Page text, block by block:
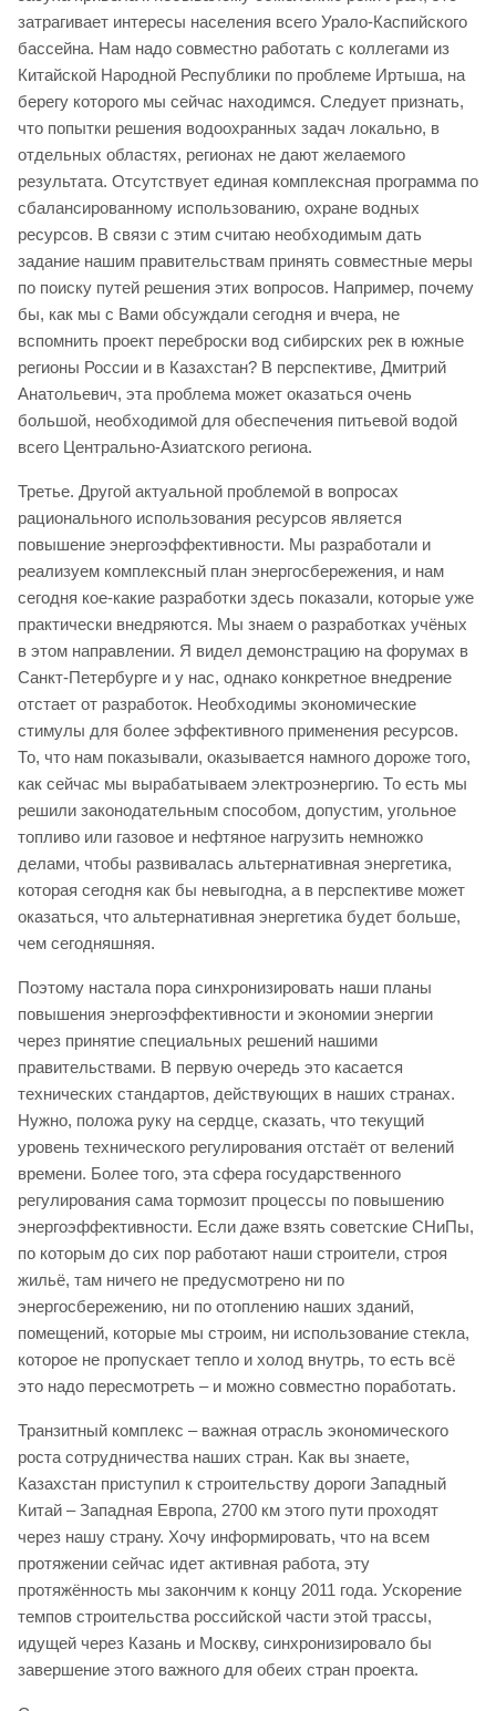
затрагивает интересы населения всего Урало-Каспийского
бассейна. Нам надо совместно работать с коллегами из
Китайской Народной Республики по проблеме Иртыша, на
берегу которого мы сейчас находимся. Следует признать,
что попытки решения водоохранных задач локально, в
отдельных областях, регионах не дают желаемого
результата. Отсутствует единая комплексная программа по
сбалансированному использованию, охране водных
ресурсов. В связи с этим считаю необходимым дать
задание нашим правительствам принять совместные меры
по поиску путей решения этих вопросов. Например, почему
бы, как мы с Вами обсуждали сегодня и вчера, не
вспомнить проект переброски вод сибирских рек в южные
регионы России и в Казахстан? В перспективе, Дмитрий
Анатольевич, эта проблема может оказаться очень
большой, необходимой для обеспечения питьевой водой
всего Центрально-Азиатского региона.
Третье. Другой актуальной проблемой в вопросах
рационального использования ресурсов является
повышение энергоэффективности. Мы разработали и
реализуем комплексный план энергосбережения, и нам
сегодня кое-какие разработки здесь показали, которые уже
практически внедряются. Мы знаем о разработках учёных
в этом направлении. Я видел демонстрацию на форумах в
Санкт-Петербурге и у нас, однако конкретное внедрение
отстает от разработок. Необходимы экономические
стимулы для более эффективного применения ресурсов.
То, что нам показывали, оказывается намного дороже того,
как сейчас мы вырабатываем электроэнергию. То есть мы
решили законодательным способом, допустим, угольное
топливо или газовое и нефтяное нагрузить немножко
делами, чтобы развивалась альтернативная энергетика,
которая сегодня как бы невыгодна, а в перспективе может
оказаться, что альтернативная энергетика будет больше,
чем сегодняшняя.
Поэтому настала пора синхронизировать наши планы
повышения энергоэффективности и экономии энергии
через принятие специальных решений нашими
правительствами. В первую очередь это касается
технических стандартов, действующих в наших странах.
Нужно, положа руку на сердце, сказать, что текущий
уровень технического регулирования отстаёт от велений
времени. Более того, эта сфера государственного
регулирования сама тормозит процессы по повышению
энергоэффективности. Если даже взять советские СНиПы,
по которым до сих пор работают наши строители, строя
жильё, там ничего не предусмотрено ни по
энергосбережению, ни по отоплению наших зданий,
помещений, которые мы строим, ни использование стекла,
которое не пропускает тепло и холод внутрь, то есть всё
это надо пересмотреть – и можно совместно поработать.
Транзитный комплекс – важная отрасль экономического
роста сотрудничества наших стран. Как вы знаете,
Казахстан приступил к строительству дороги Западный
Китай – Западная Европа, 2700 км этого пути проходят
через нашу страну. Хочу информировать, что на всем
протяжении сейчас идет активная работа, эту
протяжённость мы закончим к концу 2011 года. Ускорение
темпов строительства российской части этой трассы,
идущей через Казань и Москву, синхронизировало бы
завершение этого важного для обеих стран проекта.